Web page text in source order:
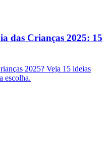
das Crianças 2025: 15
2025? Veja 15 ideias
escolha.